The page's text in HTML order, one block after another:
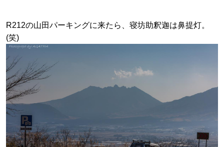
R212の山田パーキングに来たら、寝坊助釈迦は鼻提灯。
(笑)